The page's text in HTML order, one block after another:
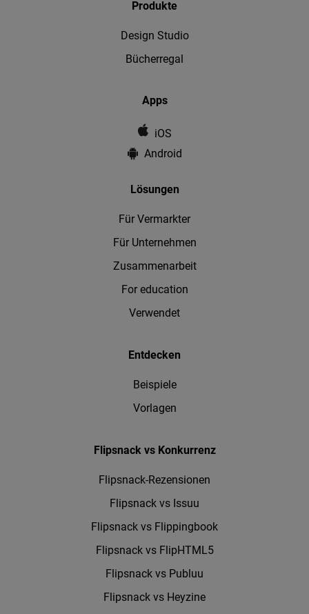
Produkte
Design Studio
Bücherregal
Apps
iOS
Android
Lösungen
Für Vermarkter
Für Unternehmen
Zusammenarbeit
For education
Verwendet
Entdecken
Beispiele
Vorlagen
Flipsnack vs Konkurrenz
Flipsnack-Rezensionen
Flipsnack vs Issuu
Flipsnack vs Flippingbook
Flipsnack vs FlipHTML5
Flipsnack vs Publuu
Flipsnack vs Heyzine